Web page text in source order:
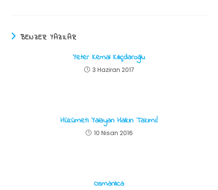
BENZER YAZILAR
Yeter Kemal Kılıçdaroğlu
3 Haziran 2017
Hükümeti Yalayan Halkın Takımı!
10 Nisan 2016
Osmanlıca